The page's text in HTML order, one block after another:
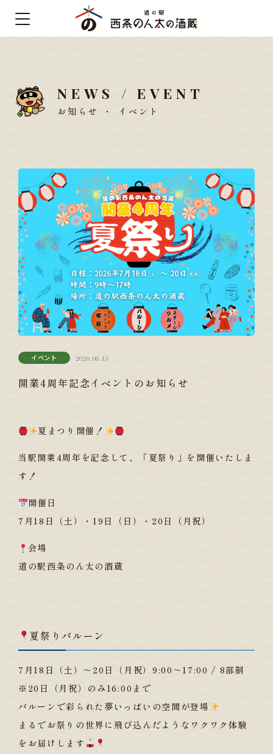
NEWS / EVENT
お知らせ ・ イベント
イベント 2026.06.13
開業4周年記念イベントのお知らせ
夏まつり開催！
当駅開業4周年を記念して、「夏祭り」を開催いたしま
す！
開催日
7月18日（土）・19日（日）・20日（月祝）
会場
道の駅西条のん太の酒蔵
夏祭りバルーン
7月18日（土）～20日（月祝）9:00～17:00 / 8部制
※20日（月祝）のみ16:00まで
バルーンで彩られた夢いっぱいの空間が登場
まるでお祭りの世界に飛び込んだようなワクワク体験
をお届けします